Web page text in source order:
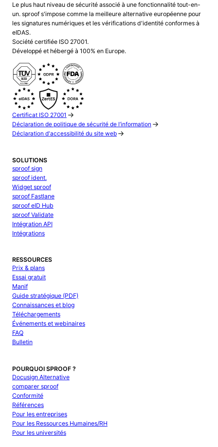
Le plus haut niveau de sécurité associé à une fonctionnalité tout-en-
un. sproof s'impose comme la meilleure alternative européenne pour
les signatures numériques et les vérifications d'identité conformes à
eIDAS.
Société certifiée ISO 27001.
Développé et hébergé à 100% en Europe.
Certificat ISO 27001
Déclaration de politique de sécurité de l’information
Déclaration d'accessibilité du site web
SOLUTIONS
sproof sign
sproof ident.
Widget sproof
sproof Fastlane
sproof eID Hub
sproof Validate
Intégration API
Intégrations
RESSOURCES
Prix & plans
Essai gratuit
Manif
Guide stratégique (PDF)
Connaissances et blog
Téléchargements
Événements et webinaires
FAQ
Bulletin
POURQUOI SPROOF ?
Docusign Alternative
comparer sproof
Conformité
Références
Pour les entreprises
Pour les Ressources Humaines/RH
Pour les universités